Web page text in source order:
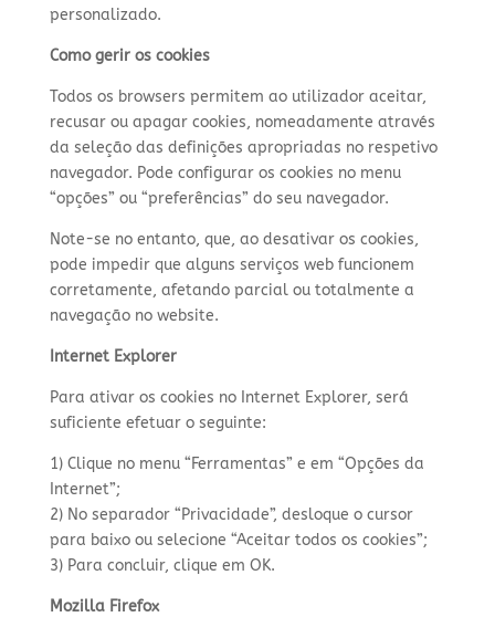
personalizado.
Como gerir os cookies
Todos os browsers permitem ao utilizador aceitar,
recusar ou apagar cookies, nomeadamente através
da seleção das definições apropriadas no respetivo
navegador. Pode configurar os cookies no menu
“opções” ou “preferências” do seu navegador.
Note-se no entanto, que, ao desativar os cookies,
pode impedir que alguns serviços web funcionem
corretamente, afetando parcial ou totalmente a
navegação no website.
Internet Explorer
Para ativar os cookies no Internet Explorer, será
suficiente efetuar o seguinte:
1) Clique no menu “Ferramentas” e em “Opções da
Internet”;
2) No separador “Privacidade”, desloque o cursor
para baixo ou selecione “Aceitar todos os cookies”;
3) Para concluir, clique em OK.
Mozilla Firefox